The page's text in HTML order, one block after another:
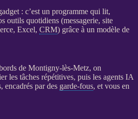
: c’est un programme qui lit,
outils quotidiens (messagerie, site
, Excel, CRM) grâce à un modèle de
de Montigny-lès-Metz, on
les tâches répétitives, puis les agents IA
encadrés par des garde-fous, et vous en